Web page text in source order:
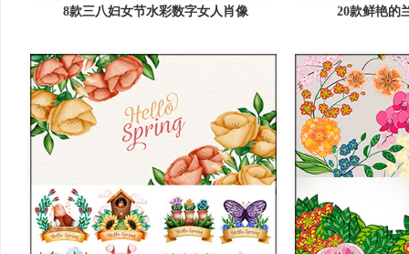
8款三八妇女节水彩数字女人肖像 20款鲜艳的